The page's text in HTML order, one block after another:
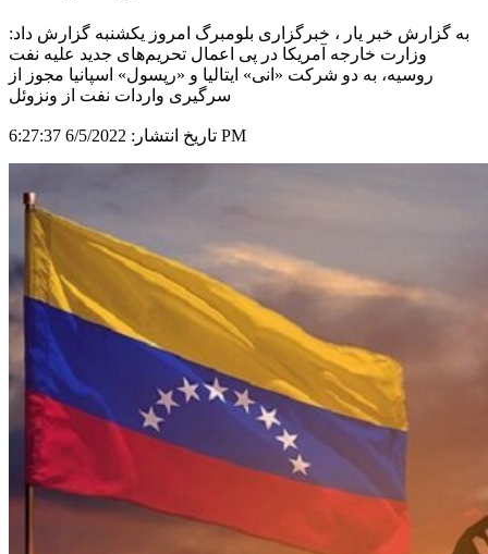
به گزارش خبر یار ، خبرگزاری بلومبرگ امروز یکشنبه گزارش داد:
وزارت خارجه آمریکا در پی اعمال تحریم‌های جدید علیه نفت
روسیه، به دو شرکت «انی» ایتالیا و «رپسول» اسپانیا مجوز از
سرگیری واردات نفت از ونزوئل
تاریخ انتشار: 6/5/2022 6:27:37 PM